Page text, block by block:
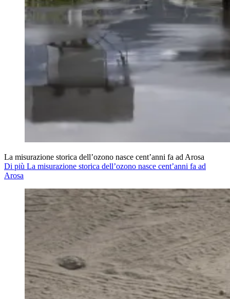
La misurazione storica dell’ozono nasce cent’anni fa ad Arosa
Di più La misurazione storica dell’ozono nasce cent’anni fa ad
Arosa